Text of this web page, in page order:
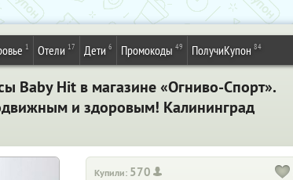
1 Отели 17 Дети 6 Промокоды 49 ПолучиКупон 84
Baby Hit в магазине «Огниво-Спорт».
и здоровым! Калининград
Купили: 570